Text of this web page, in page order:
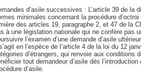
d’asile successives : L’article 39 de la
minimales concernant la procédure
des articles 19, paragraphe 2, et 47 de la
à une législation nationale qui ne confère pas
l’examen d’une demande d’asile
s’agit en l’espèce de l’article 4 de la loi du 12
d’étrangers, qui renvoie aux conditions
tout demandeur d’asile dès
d’asile.